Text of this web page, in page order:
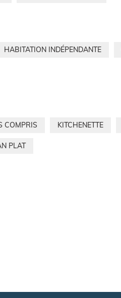
HABITATION INDÉPENDANTE
COMPRIS KITCHENETTE
PLAT